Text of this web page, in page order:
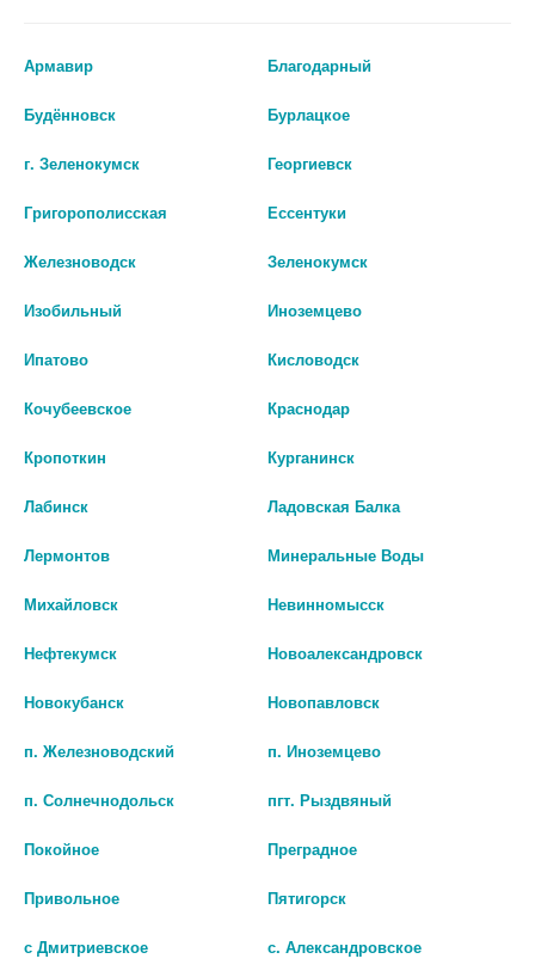
Аналоги по действию
ТАБ. П/О 2171
ВИТАМИННО-МИНЕРАЛЬНЫЙ
КОМПЛЕКС ПРЕНАТАЛ N60
Армавир Благодарный
Будённовск Бурлацкое
г. Зеленокумск Георгиевск
Григорополисская Ессентуки
Железноводск Зеленокумск
Изобильный Иноземцево
Ипатово Кисловодск
Кочубеевское Краснодар
Кропоткин Курганинск
Лабинск Ладовская Балка
Лермонтов Минеральные Воды
Михайловск Невинномысск
Нефтекумск Новоалександровск
Новокубанск Новопавловск
п. Железноводский п. Иноземцево
п. Солнечнодольск пгт. Рыздвяный
Покойное Преградное
Привольное Пятигорск
с Дмитриевское с. Александровское